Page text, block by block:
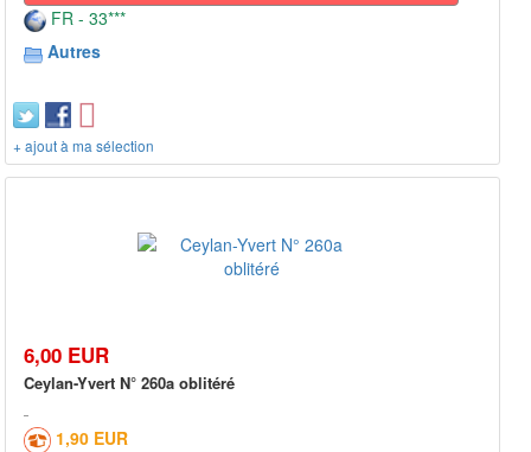
FR - 33***
Autres
+ ajout à ma sélection
6,00 EUR
Ceylan-Yvert N° 260a oblitéré
1,90 EUR